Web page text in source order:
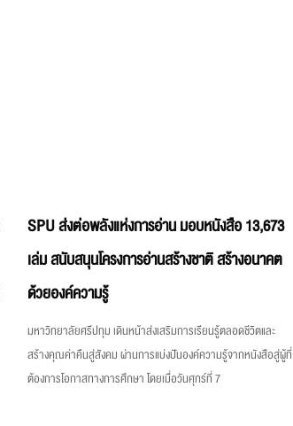
SPU ส่งต่อพลังแห่งการอ่าน มอบหนังสือ 13,673
เล่ม สนับสนุนโครงการอ่านสร้างชาติ สร้างอนาคต
ด้วยองค์ความรู้
มหาวิทยาลัยศรีปทุม เดินหน้าส่งเสริมการเรียนรู้ตลอดชีวิตและ
สร้างคุณค่าคืนสู่สังคม ผ่านการแบ่งปันองค์ความรู้จากหนังสือสู่ผู้ที่
ต้องการโอกาสทางการศึกษา โดยเมื่อวันศุกร์ที่ 7